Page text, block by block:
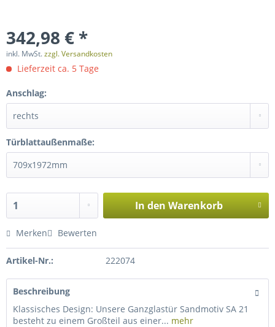
342,98 € *
inkl. MwSt.zzgl. Versandkosten
Lieferzeit ca. 5 Tage
Anschlag:
Türblattaußenmaße:
In den Warenkorb
Merken Bewerten
Artikel-Nr.: 222074
Beschreibung
Klassisches Design: Unsere Ganzglastür Sandmotiv SA 21
besteht zu einem Großteil aus einer... mehr